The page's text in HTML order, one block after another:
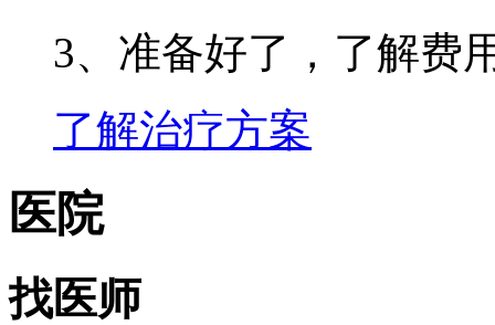
3、准备好了，了解费
了解治疗方案
医院
找医师